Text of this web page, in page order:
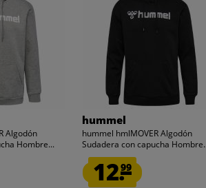
Algodón
Hombre...
hummel
hummel hmlMOVER Algodón
Sudadera con capucha
12.99